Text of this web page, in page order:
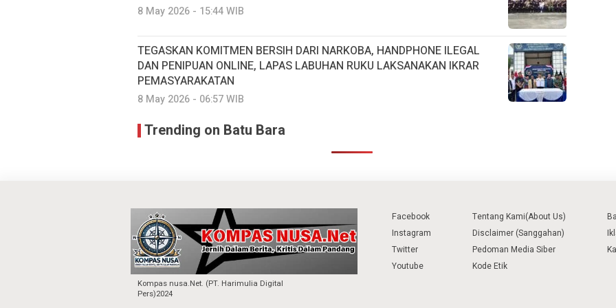
8 May 2026 - 15:44 WIB
TEGASKAN KOMITMEN BERSIH DARI NARKOBA, HANDPHONE ILEGAL
DAN PENIPUAN ONLINE, LAPAS LABUHAN RUKU LAKSANAKAN IKRAR
PEMASYARAKATAN
8 May 2026 - 06:57 WIB
Trending on Batu Bara
Kompas nusa.Net. (PT. Harimulia Digital
Pers)2024
Facebook
Instagram
Twitter
Youtube
Tentang Kami(About Us)
Disclaimer (Sanggahan)
Pedoman Media Siber
Kode Etik